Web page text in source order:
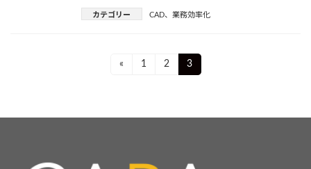
カテゴリー CAD、 業務効率化
« Page
1 Page
2 Page
3